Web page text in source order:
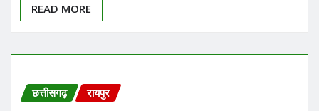
READ MORE
छत्तीसगढ़ रायपुर